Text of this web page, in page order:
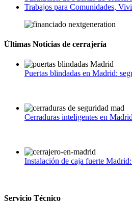
Trabajos para Comunidades,
Últimas Noticias de cerrajería
Puertas blindadas en Madrid:
Cerraduras inteligentes en
Instalación de caja fuerte
Servicio Técnico